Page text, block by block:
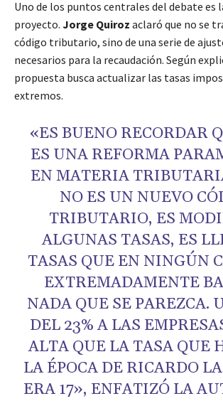
Uno de los puntos centrales del debate es
proyecto. Jorge Quiroz aclaró que no se
código tributario, sino de una serie de
necesarios para la recaudación. Según
propuesta busca actualizar las tasas
extremos.
«ES BUENO RECORDAR
ES UNA REFORMA
EN MATERIA
NO ES UN NUEVO
TRIBUTARIO, ES
ALGUNAS TASAS, ES
TASAS QUE EN NINGÚN
EXTREMADAMENTE
NADA QUE SE PAREZCA.
DEL 23% A LAS
ALTA QUE LA TASA QUE
LA ÉPOCA DE RICARDO
ERA 17», ENFATIZÓ LA